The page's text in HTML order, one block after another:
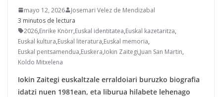
mayo 12, 2026
Josemari Velez de Mendizabal
3 minutos de lectura
2026,Enrike Knörr,Euskal identitatea,Euskal kazetaritza,
Euskal kultura,Euskal literatura,Euskal memoria,
Euskal pentsamendua,Euskera,Iokin Zaitegi,Juan San Martin,
Koldo Mitxelena
Iokin Zaitegi euskaltzale erraldoiari buruzko biografia
idatzi nuen 1981ean, eta liburua hilabete lehenago